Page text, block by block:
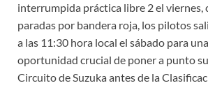
interrumpida práctica libre 2 el viernes,
paradas por bandera roja, los pilotos
a las 11:30 hora local el sábado para
oportunidad crucial de poner a punto
Circuito de Suzuka antes de la